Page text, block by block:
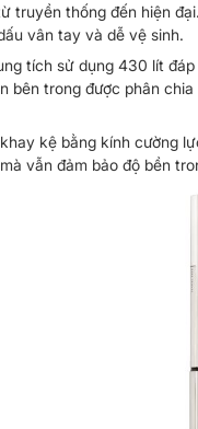
truyền thống đến hiện
vân tay và dễ vệ sinh.
tích sử dụng 430 lít
bên trong được phân
kệ bằng kính cường
vẫn đảm bảo độ bền